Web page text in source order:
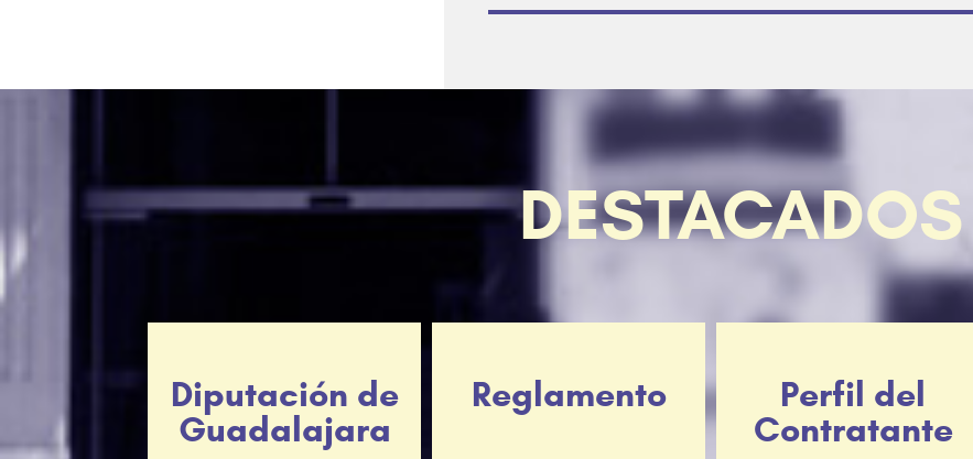
DESTACADOS
Diputación de
Guadalajara
Reglamento
Perfil del
Contratante